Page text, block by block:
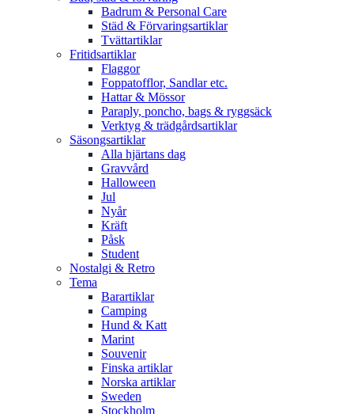
Badrum & Personal Care
Städ & Förvaringsartiklar
Tvättartiklar
Fritidsartiklar
Flaggor
Foppatofflor, Sandlar etc.
Hattar & Mössor
Paraply, poncho, bags & ryggsäck
Verktyg & trädgårdsartiklar
Säsongsartiklar
Alla hjärtans dag
Gravvård
Halloween
Jul
Nyår
Kräft
Påsk
Student
Nostalgi & Retro
Tema
Barartiklar
Camping
Hund & Katt
Marint
Souvenir
Finska artiklar
Norska artiklar
Sweden
Stockholm